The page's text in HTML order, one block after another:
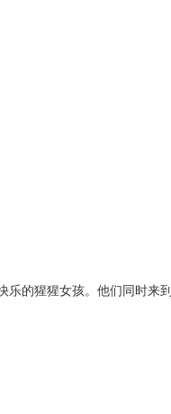
乐的猩猩女孩。他们同时来到